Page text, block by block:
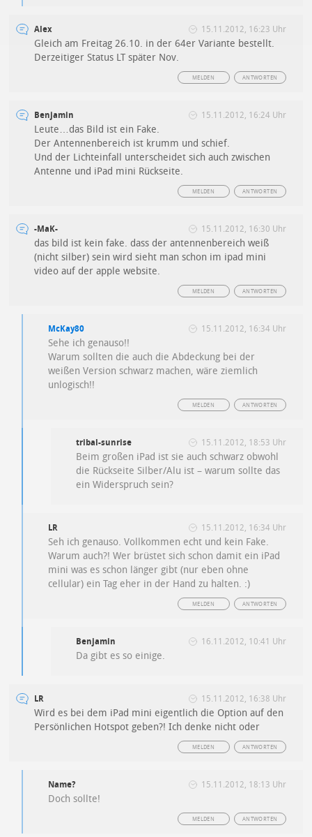
Alex 15.11.2012, 16:23 Uhr
Gleich am Freitag 26.10. in der 64er Variante bestellt.
Derzeitiger Status LT später Nov.
ANTWORTEN
MELDEN
Benjamin 15.11.2012, 16:24 Uhr
Leute…das Bild ist ein Fake.
Der Antennenbereich ist krumm und schief.
Und der Lichteinfall unterscheidet sich auch zwischen
Antenne und iPad mini Rückseite.
ANTWORTEN
MELDEN
-MaK- 15.11.2012, 16:30 Uhr
das bild ist kein fake. dass der antennenbereich weiß
(nicht silber) sein wird sieht man schon im ipad mini
video auf der apple website.
ANTWORTEN
MELDEN
McKay80 15.11.2012, 16:34 Uhr
Sehe ich genauso!!
Warum sollten die auch die Abdeckung bei der
weißen Version schwarz machen, wäre ziemlich
unlogisch!!
ANTWORTEN
MELDEN
tribal-sunrise 15.11.2012, 18:53 Uhr
Beim großen iPad ist sie auch schwarz obwohl
die Rückseite Silber/Alu ist – warum sollte das
ein Widerspruch sein?
LR 15.11.2012, 16:34 Uhr
Seh ich genauso. Vollkommen echt und kein Fake.
Warum auch?! Wer brüstet sich schon damit ein iPad
mini was es schon länger gibt (nur eben ohne
cellular) ein Tag eher in der Hand zu halten. :)
ANTWORTEN
MELDEN
Benjamin 16.11.2012, 10:41 Uhr
Da gibt es so einige.
LR 15.11.2012, 16:38 Uhr
Wird es bei dem iPad mini eigentlich die Option auf den
Persönlichen Hotspot geben?! Ich denke nicht oder
ANTWORTEN
MELDEN
Name? 15.11.2012, 18:13 Uhr
Doch sollte!
ANTWORTEN
MELDEN